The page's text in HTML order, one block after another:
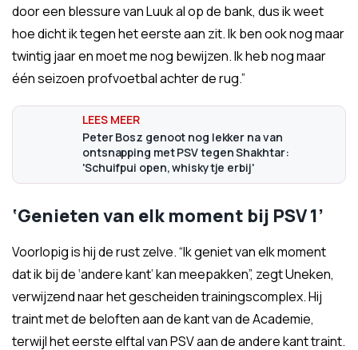
door een blessure van Luuk al op de bank, dus ik weet
hoe dicht ik tegen het eerste aan zit. Ik ben ook nog maar
twintig jaar en moet me nog bewijzen. Ik heb nog maar
één seizoen profvoetbal achter de rug.”
Peter Bosz genoot nog lekker na van
ontsnapping met PSV tegen Shakhtar:
'Schuifpui open, whiskytje erbij'
‘Genieten van elk moment bij PSV 1’
Voorlopig is hij de rust zelve. “Ik geniet van elk moment
dat ik bij de ‘andere kant’ kan meepakken”, zegt Uneken,
verwijzend naar het gescheiden trainingscomplex. Hij
traint met de beloften aan de kant van de Academie,
terwijl het eerste elftal van PSV aan de andere kant traint.